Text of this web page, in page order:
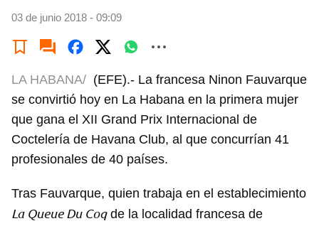
03 de junio 2018 - 09:09
LA HABANA/ (EFE).- La francesa Ninon Fauvarque
se convirtió hoy en La Habana en la primera mujer
que gana el XII Grand Prix Internacional de
Coctelería de Havana Club, al que concurrían 41
profesionales de 40 países.
Tras Fauvarque, quien trabaja en el establecimiento
La Queue Du Coqde la localidad francesa de